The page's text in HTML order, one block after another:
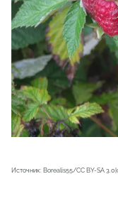
Источник: Borealis55/CC BY-SA